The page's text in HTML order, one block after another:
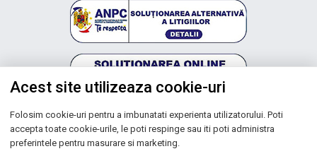
Autoritatea Națională pentru Protecția Consumatorilor
Acest site utilizeaza cookie-uri
Folosim cookie-uri pentru a imbunatati experienta utilizatorului. Poti
accepta toate cookie-urile, le poti respinge sau iti poti administra
preferintele pentru masurare si marketing.